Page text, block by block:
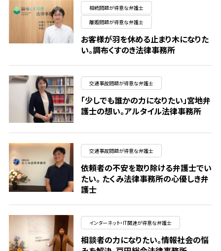
相続問題が得意な弁護士
離婚問題が得意な弁護士
お客様が羽を休める止まり木になりた
い。調布くすのき法律事務所
交通事故問題が得意な弁護士
「少しでも誰かの力になりたい」宮地弁
護士の想い。アルタイル法律事務所
交通事故問題が得意な弁護士
依頼者の不安を取り除ける弁護士でい
たい。 たくみ法律事務所の心優しき弁
護士
インターネット・IT関連が得意な弁護士
相談者の力になりたい。情報社会の悩